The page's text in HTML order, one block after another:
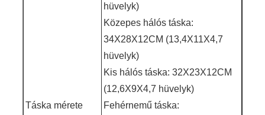
Táska mérete
hüvelyk)
Közepes hálós táska:
34X28X12CM (13,4X11X4,7
hüvelyk)
Kis hálós táska: 32X23X12CM
(12,6X9X4,7 hüvelyk)
Fehérnemű táska: